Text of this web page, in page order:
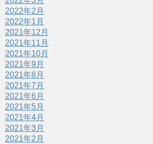
2022年2月
2022年1月
2021年12月
2021年11月
2021年10月
2021年9月
2021年8月
2021年7月
2021年6月
2021年5月
2021年4月
2021年3月
2021年2月